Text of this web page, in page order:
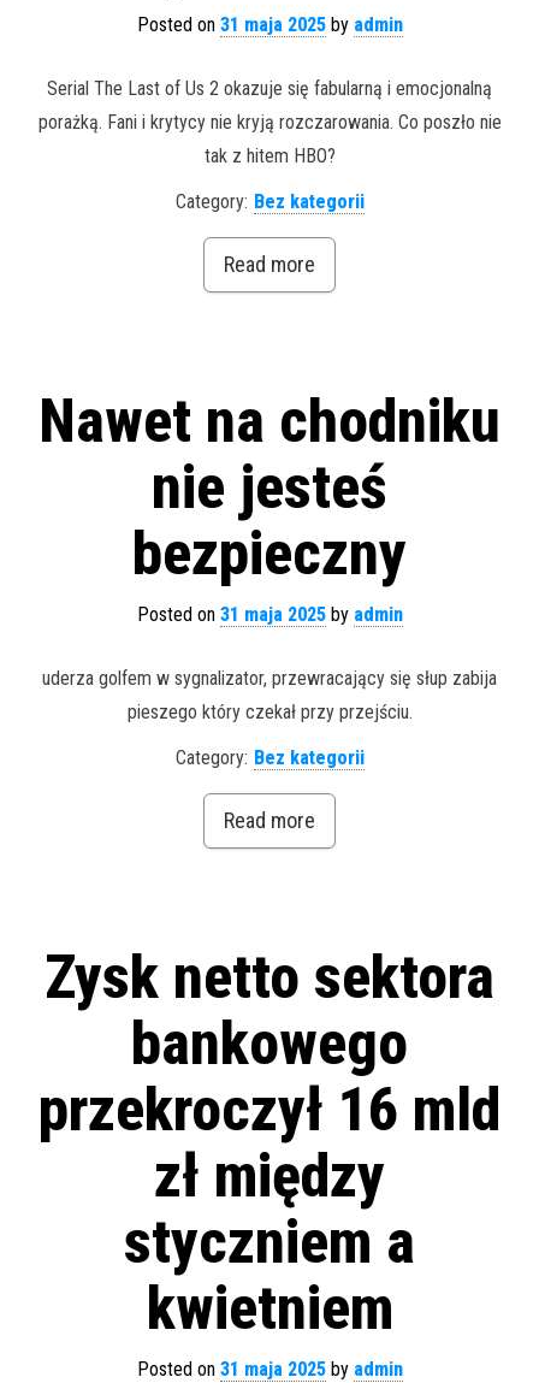
Posted on 31 maja 2025by admin
Serial The Last of Us 2 okazuje się fabularną i emocjonalną
porażką. Fani i krytycy nie kryją rozczarowania. Co poszło nie
tak z hitem HBO?
Category: Bez kategorii
Read more
Nawet na chodniku
nie jesteś
bezpieczny
Posted on 31 maja 2025by admin
uderza golfem w sygnalizator, przewracający się słup zabija
pieszego który czekał przy przejściu.
Category: Bez kategorii
Read more
Zysk netto sektora
bankowego
przekroczył 16 mld
zł między
styczniem a
kwietniem
Posted on 31 maja 2025by admin